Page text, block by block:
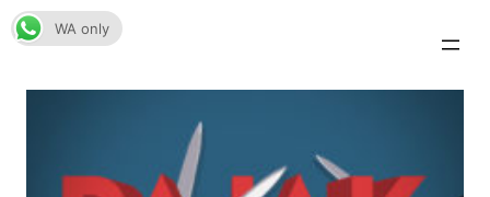
Skip
to
WA only